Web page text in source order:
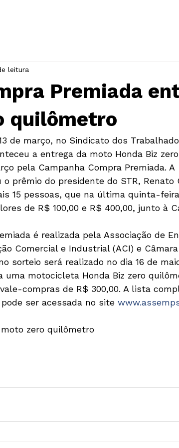
Premiada
quilômetro
leitura
de março, no Sindicato dos
a entrega da moto Honda Biz zero
pela Campanha Compra Premiada. A
prêmio do presidente do STR, Renato
15 pessoas, que na última quinta-
de R$ 100,00 e R$ 400,00, junto à
é realizada pela Associação de
Comercial e Industrial (ACI) e
sorteio será realizado no dia 16 de
uma motocicleta Honda Biz zero
compras de R$ 300,00. A lista
ser acessada no site
zero quilômetro